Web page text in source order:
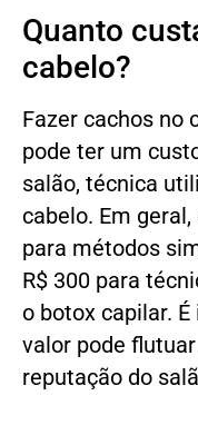
Quanto
cabelo?
Fazer cachos no
pode ter um
salão, técnica
cabelo. Em
para métodos
R$ 300 para
o botox capilar.
valor pode
reputação do